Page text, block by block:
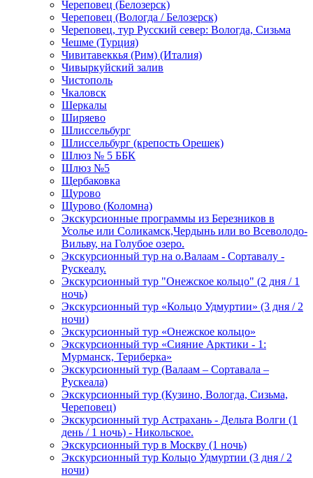
Череповец (Белозерск)
Череповец (Вологда / Белозерск)
Череповец, тур Русский север: Вологда, Сизьма
Чешме (Турция)
Чивитавеккья (Рим) (Италия)
Чивыркуйский залив
Чистополь
Чкаловск
Шеркалы
Ширяево
Шлиссельбург
Шлиссельбург (крепость Орешек)
Шлюз № 5 ББК
Шлюз №5
Щербаковка
Щурово
Щурово (Коломна)
Экскурсионные программы из Березников в
Усолье или Соликамск,Чердынь или во Всеволодо-
Вильву, на Голубое озеро.
Экскурсионный тур на о.Валаам - Сортавалу -
Рускеалу.
Экскурсионный тур "Онежское кольцо" (2 дня / 1
ночь)
Экскурсионный тур «Кольцо Удмуртии» (3 дня / 2
ночи)
Экскурсионный тур «Онежское кольцо»
Экскурсионный тур «Сияние Арктики - 1:
Мурманск, Териберка»
Экскурсионный тур (Валаам – Сортавала –
Рускеала)
Экскурсионный тур (Кузино, Вологда, Сизьма,
Череповец)
Экскурсионный тур Астрахань - Дельта Волги (1
день / 1 ночь) - Никольское.
Экскурсионный тур в Москву (1 ночь)
Экскурсионный тур Кольцо Удмуртии (3 дня / 2
ночи)